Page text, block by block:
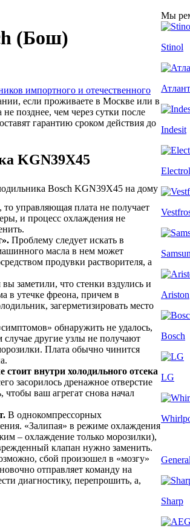
(Бош)
импортного и отечественного
если проживаете в Москве или в
позднее, чем через сутки после
гарантию сроком действия до
KGN39X45
управляющая плата не получает
и процесс охлаждения не
Проблему следует искать в
масла в нем может
продувки растворителя, а
заметили, что стенки вздулись и
в утечке фреона, причем в
загерметизировать место
обнаружить не удалось,
случае другие узлы не получают
Плата обычно чинится
стоит внутри холодильного отсека
засорилось дренажное отверстие
ваш агрегат снова начал
В однокомпрессорных
«Залипая» в режиме охлаждения
– охлаждение только морозилки),
клапан нужно заменить.
сбой произошел в «мозгу»
отправляет команду на
диагностику, перепрошить, а,
Мы
Stinol
Атлант
Indesit
Ariston
Bosch
LG
Sharp